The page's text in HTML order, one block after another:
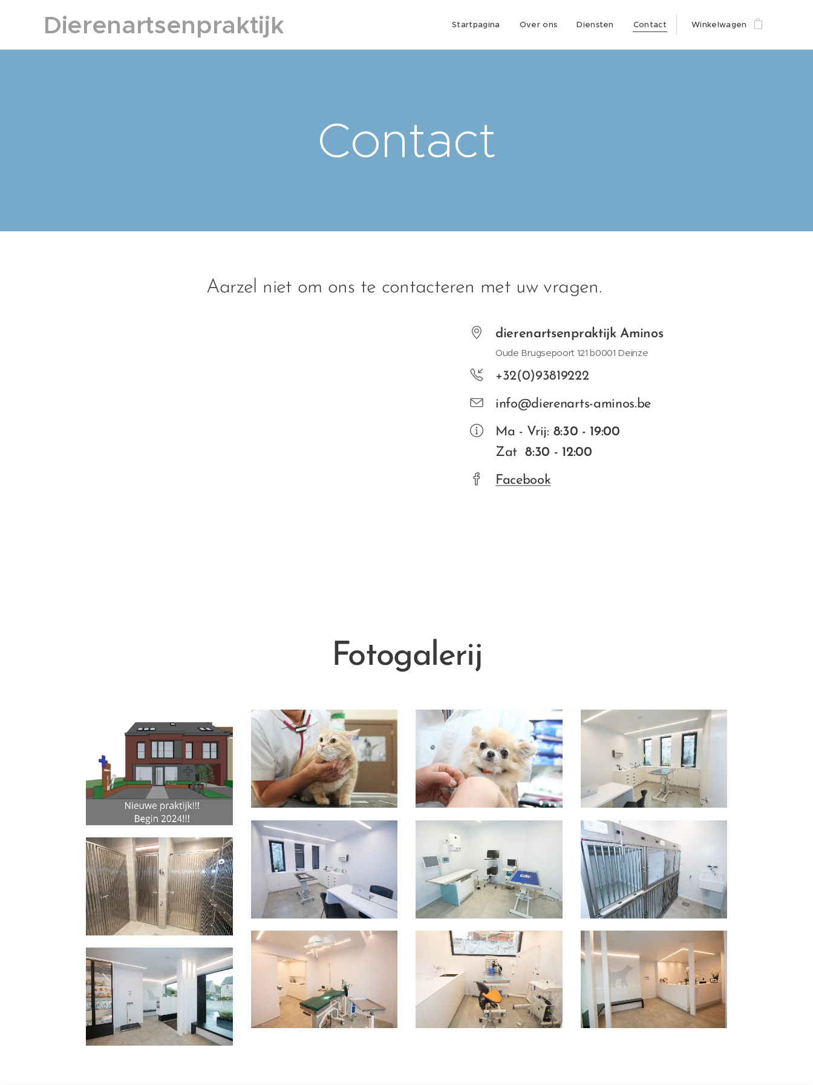
Dierenartsenpraktijk Startpagina Over ons Diensten Contact Winkelwagen
Contact
Aarzel niet om ons te contacteren met uw vragen.
dierenartsenpraktijk Aminos
Oude Brugsepoort 121 b0001 Deinze
+32(0)93819222
info@dierenarts-aminos.be
Ma - Vrij: 8:30 - 19:00
Zat 8:30 - 12:00
Facebook
Fotogalerij